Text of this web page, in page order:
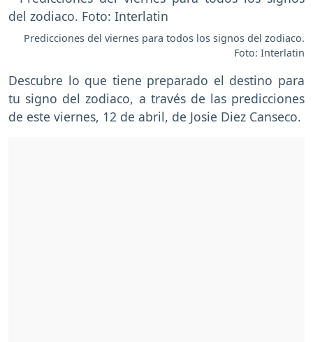
Predicciones del viernes para todos los signos del zodiaco.
Foto: Interlatin
Descubre lo que tiene preparado el destino para
tu signo del zodiaco, a través de las predicciones
de este viernes, 12 de abril, de Josie Diez Canseco.